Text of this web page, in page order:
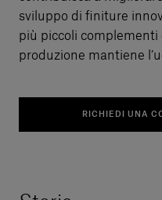
sviluppo di finiture
più piccoli complementi
produzione mantiene
RICHIEDI UNA